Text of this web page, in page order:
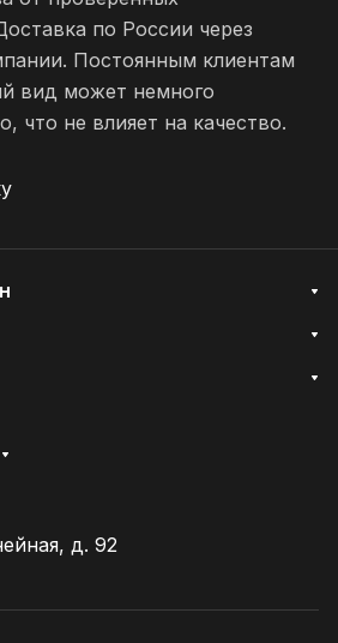
по России через
Постоянным клиентам
вид может немного
что не влияет на качество.
д. 92